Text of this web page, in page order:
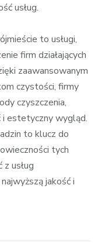
usług.
to usługi,
firm działających
zaawansowanym
czystości, firmy
czyszczenia,
estetyczny wygląd.
to klucz do
tych
usług
jakość i